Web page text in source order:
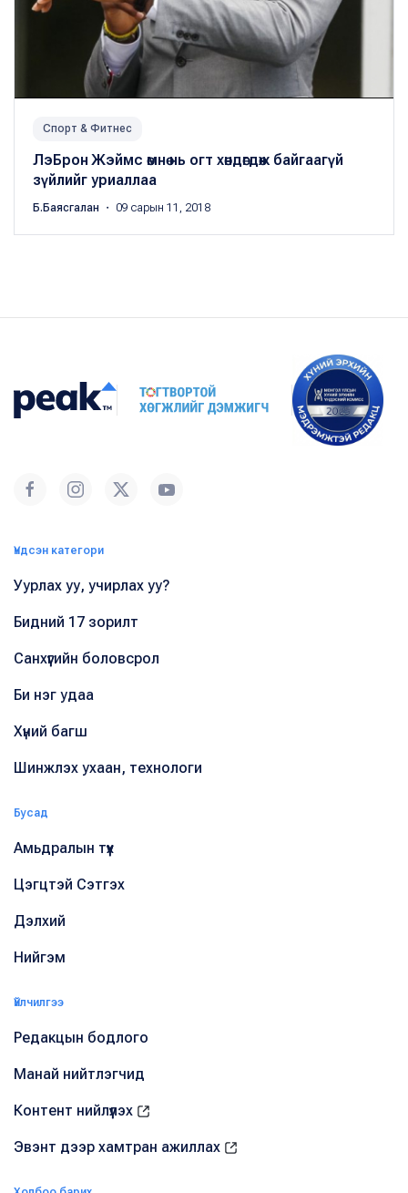
Спорт & Фитнес
ЛэБрон Жэймс өмнө нь огт хөндөгдөж байгаагүй
зүйлийг уриаллаа
Б.Баясгалан ・ 09 сарын 11, 2018
Үндсэн категори
Уурлах уу, учирлах уу?
Бидний 17 зорилт
Санхүүгийн боловсрол
Би нэг удаа
Хүний багш
Шинжлэх ухаан, технологи
Бусад
Амьдралын түүх
Цэгцтэй Сэтгэх
Дэлхий
Нийгэм
Үйлчилгээ
Редакцын бодлого
Манай нийтлэгчид
Контент нийлүүлэх
Эвэнт дээр хамтран ажиллах